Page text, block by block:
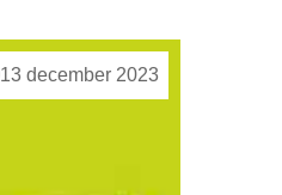
13 december 2023